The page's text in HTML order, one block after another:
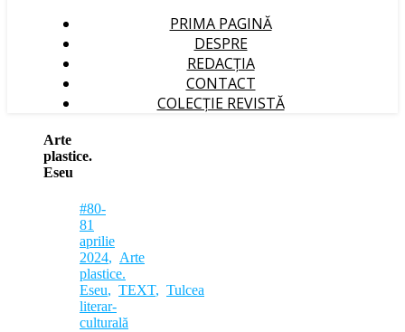
PRIMA PAGINĂ
DESPRE
REDACȚIA
CONTACT
COLECȚIE REVISTĂ
Arte
plastice.
Eseu
#80-
81
aprilie
2024, Arte
plastice.
Eseu, TEXT, Tulcea
literar-
culturală